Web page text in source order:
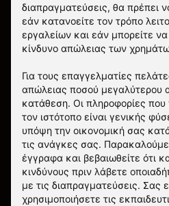
διαπραγματεύσεις, θα πρέπει
εάν κατανοείτε τον τρόπο
εργαλείων και εάν μπορείτε
κίνδυνο απώλειας των
Για τους επαγγελματίες
απώλειας ποσού μεγαλύτερου
κατάθεση. Οι πληροφορίες που
τον ιστότοπο είναι γενικής
υπόψη την οικονομική σας
τις ανάγκες σας.
έγγραφα και βεβαιωθείτε ότι
κινδύνους πριν λάβετε
με τις διαπραγματεύσεις. Σας
χρησιμοποιήσετε τις